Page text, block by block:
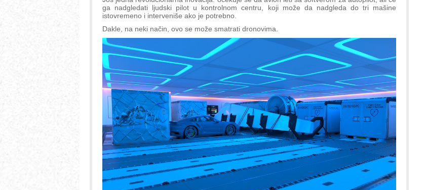
ga nadgledati ljudski pilot u kontrolnom centru, koji može da nadgleda do tri mašine
istovremeno i interveniše ako je potrebno.
Dakle, na neki način, ovo se može smatrati dronovima.